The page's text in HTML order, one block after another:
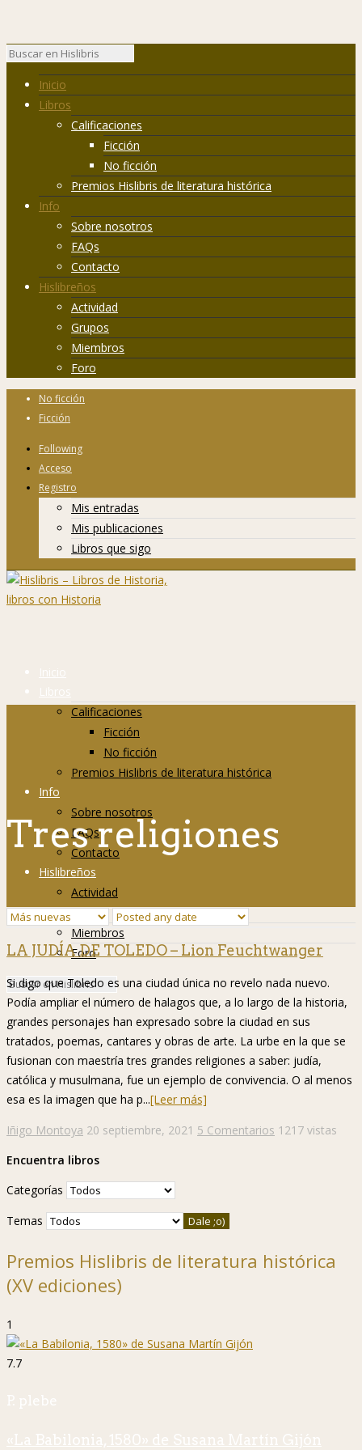
Inicio
Libros
Calificaciones
Ficción
No ficción
Premios Hislibris de literatura histórica
Info
Sobre nosotros
FAQs
Contacto
Hislibreños
Actividad
Grupos
Miembros
Foro
No ficción
Ficción
Following
Acceso
Registro
Mis entradas
Mis publicaciones
Libros que sigo
Inicio
Libros
Calificaciones
Ficción
No ficción
Premios Hislibris de literatura histórica
Info
Sobre nosotros
FAQs
Contacto
Hislibreños
Actividad
Grupos
Miembros
Foro
Tres religiones
LA JUDÍA DE TOLEDO – Lion Feuchtwanger
Si digo que Toledo es una ciudad única no revelo nada nuevo.
Podía ampliar el número de halagos que, a lo largo de la historia,
grandes personajes han expresado sobre la ciudad en sus
tratados, poemas, cantares y obras de arte. La urbe en la que se
fusionan con maestría tres grandes religiones a saber: judía,
católica y musulmana, fue un ejemplo de convivencia. O al menos
esa es la imagen que ha p...[Leer más]
Iñigo Montoya 20 septiembre, 2021 5 Comentarios 1217 vistas
Encuentra libros
Categorías
Temas
Premios Hislibris de literatura histórica
(XV ediciones)
1
7.7
P. plebe
«La Babilonia, 1580» de Susana Martín Gijón